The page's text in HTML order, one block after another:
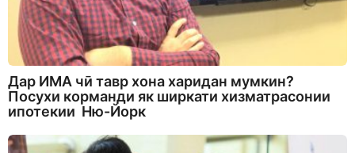
Дар ИМА чӣ тавр хона харидан мумкин?
Посухи корманди як ширкати хизматрасонии
ипотекии Ню-Йорк